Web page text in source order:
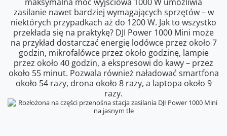
zasilanie nawet bardziej wymagających sprzętów – w
niektórych przypadkach aż do 1200 W. Jak to wszystko
przekłada się na praktykę? DJI Power 1000 Mini może
na przykład dostarczać energię lodówce przez około 7
godzin, mikrofalówce przez około godzinę, lampie
przez około 40 godzin, a ekspresowi do kawy – przez
około 55 minut. Pozwala również naładować smartfona
około 54 razy, drona około 8 razy, a laptopa około 9
razy.